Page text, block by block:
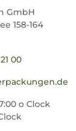
GmbH
158-164
00
o Clock